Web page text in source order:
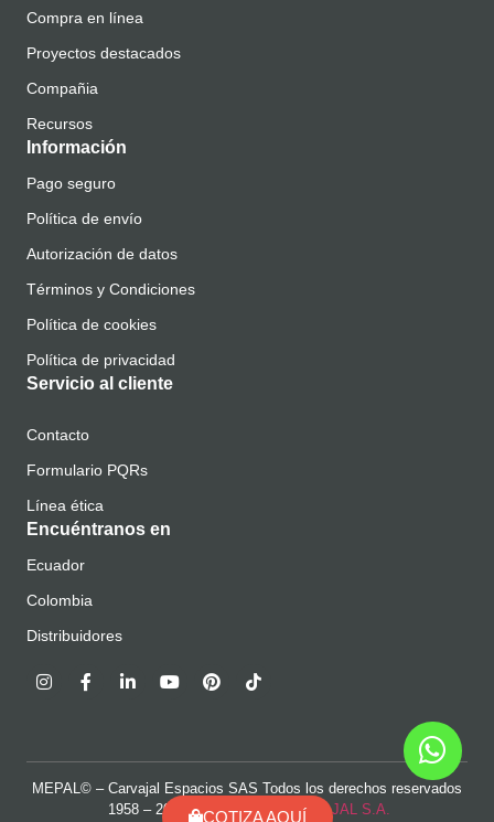
COTIZA AQUÍ
Compra en línea
Proyectos destacados
Compañia
Recursos
Información
Pago seguro
Política de envío
Autorización de datos
Términos y Condiciones
Política de cookies
Política de privacidad
Servicio al cliente
Contacto
Formulario PQRs
Línea ética
Encuéntranos en
Ecuador
Colombia
Distribuidores
MEPAL© – Carvajal Espacios SAS Todos los derechos reservados
1958 – 2024 UNA MARCACARVAJAL S.A.